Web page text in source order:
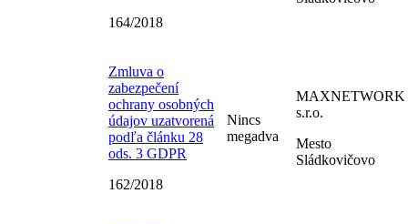
164/2018
Zmluva o
zabezpečení
ochrany osobných
údajov uzatvorená
podľa článku 28
ods. 3 GDPR
162/2018
Nincs
megadva
MAXNETWORK
s.r.o.
Mesto
Sládkovičovo